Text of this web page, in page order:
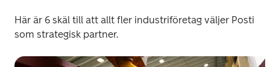
Här är 6 skäl till att allt fler industriföretag väljer Posti
som strategisk partner.